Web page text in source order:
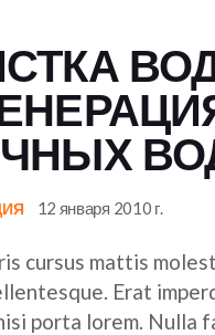
12 января 2010 г.
cursus mattis
Erat
porta lorem. Nulla